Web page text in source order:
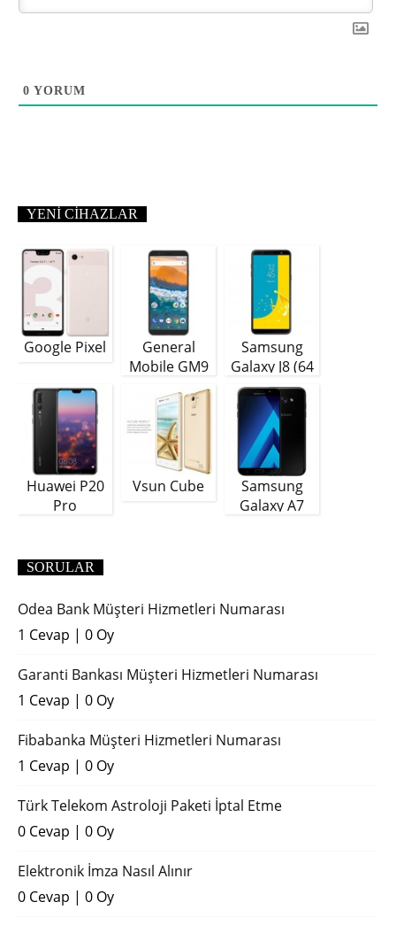
0 YORUM
YENI CIHAZLAR
Google Pixel
General
Mobile GM9
Samsung
Galaxy J8 (64
GB)
Huawei P20
Pro
Vsun Cube
Samsung
Galaxy A7
SORULAR
Odea Bank Müşteri Hizmetleri Numarası
1 Cevap | 0 Oy
Garanti Bankası Müşteri Hizmetleri Numarası
1 Cevap | 0 Oy
Fibabanka Müşteri Hizmetleri Numarası
1 Cevap | 0 Oy
Türk Telekom Astroloji Paketi İptal Etme
0 Cevap | 0 Oy
Elektronik İmza Nasıl Alınır
0 Cevap | 0 Oy